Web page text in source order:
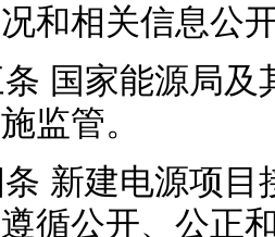
和相关信息公
国家能源局及
监管。
新建电源项目
循公开、公正